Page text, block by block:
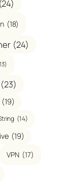
(24)
(18)
(24)
(23)
(19)
(14)
(19)
VPN (17)